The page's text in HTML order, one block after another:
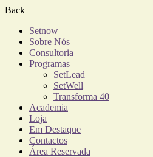
Back
Setnow
Sobre Nós
Consultoria
Programas
SetLead
SetWell
Transforma 40
Academia
Loja
Em Destaque
Contactos
Área Reservada